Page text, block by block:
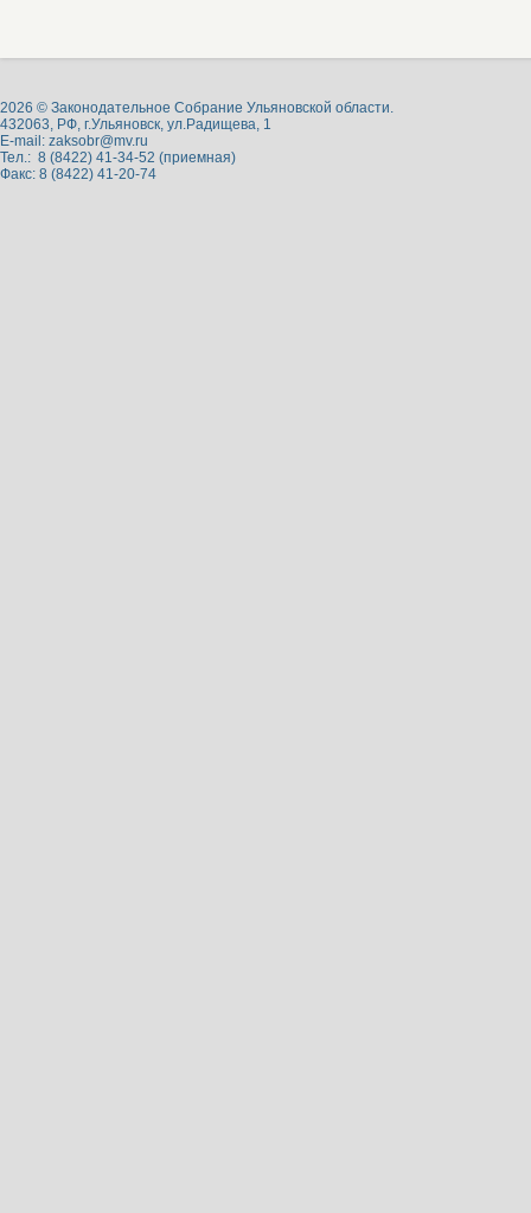
2026 © Законодательное Собрание Ульяновской области.
432063, РФ, г.Ульяновск, ул.Радищева, 1
E-mail: zaksobr@mv.ru
Тел.: 8 (8422) 41-34-52 (приемная)
Факс: 8 (8422) 41-20-74